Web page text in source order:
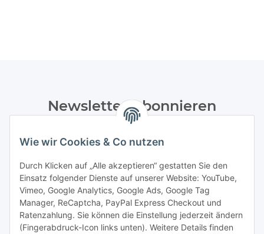
Wie wir Cookies & Co nutzen
Durch Klicken auf „Alle akzeptieren“ gestatten Sie den
Einsatz folgender Dienste auf unserer Website: YouTube,
Vimeo, Google Analytics, Google Ads, Google Tag
Manager, ReCaptcha, PayPal Express Checkout und
Ratenzahlung. Sie können die Einstellung jederzeit ändern
(Fingerabdruck-Icon links unten). Weitere Details finden
Newsletter Abonnieren
Datenschutzerklärungregelmäßig und jederzeit widerruflich
Abonnieren
Informationen